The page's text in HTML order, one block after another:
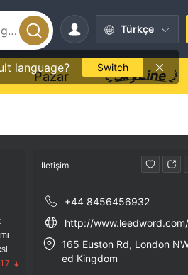
Türkçe
language? Switch
Pazar
İletişim
+44 8456456932
http://
165 Euston Rd, London
ed Kingdom